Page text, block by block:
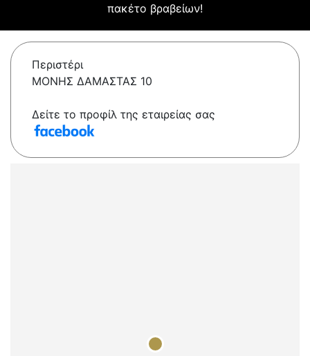
πακέτο βραβείων!
Περιστέρι
ΜΟΝΗΣ ΔΑΜΑΣΤΑΣ 10
Δείτε το προφίλ της εταιρείας σας